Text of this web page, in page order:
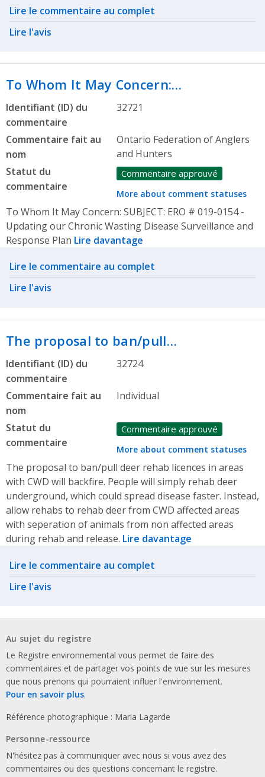
Related actions
Lire le commentaire au complet
Lire l'avis
To Whom It May Concern:…
Identifiant (ID) du
commentaire
32721
Commentaire fait au
nom
Ontario Federation of Anglers
and Hunters
Statut du
commentaire
Commentaire approuvé
More about comment statuses
To Whom It May Concern: SUBJECT: ERO # 019-0154 -
Updating our Chronic Wasting Disease Surveillance and
Response Plan Lire davantage
Related actions
Lire le commentaire au complet
Lire l'avis
The proposal to ban/pull…
Identifiant (ID) du
commentaire
32724
Commentaire fait au
nom
Individual
Statut du
commentaire
Commentaire approuvé
More about comment statuses
The proposal to ban/pull deer rehab licences in areas
with CWD will backfire. People will simply rehab deer
underground, which could spread disease faster. Instead,
allow rehabs to rehab deer from CWD affected areas
with seperation of animals from non affected areas
during rehab and release. Lire davantage
Related actions
Lire le commentaire au complet
Lire l'avis
Au sujet du registre
Le Registre environnemental vous permet de faire des
commentaires et de partager vos points de vue sur les mesures
que nous prenons qui pourraient influer l'environnement.
Pour en savoir plus.
Référence photographique : Maria Lagarde
Personne-ressource
N'hésitez pas à communiquer avec nous si vous avez des
commentaires ou des questions concernant le registre.